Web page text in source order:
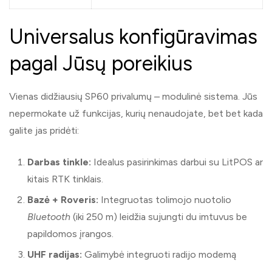
Universalus konfigūravimas
pagal Jūsų poreikius
Vienas didžiausių SP60 privalumų – modulinė sistema. Jūs
nepermokate už funkcijas, kurių nenaudojate, bet bet kada
galite jas pridėti:
Darbas tinkle: Idealus pasirinkimas darbui su LitPOS ar
kitais RTK tinklais.
Bazė + Roveris: Integruotas tolimojo nuotolio
Bluetooth (iki 250 m) leidžia sujungti du imtuvus be
papildomos įrangos.
UHF radijas: Galimybė integruoti radijo modemą